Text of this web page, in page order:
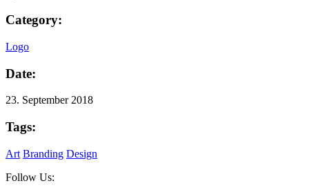
Category:
Logo
Date:
23. September 2018
Tags:
Art Branding Design
Follow Us: